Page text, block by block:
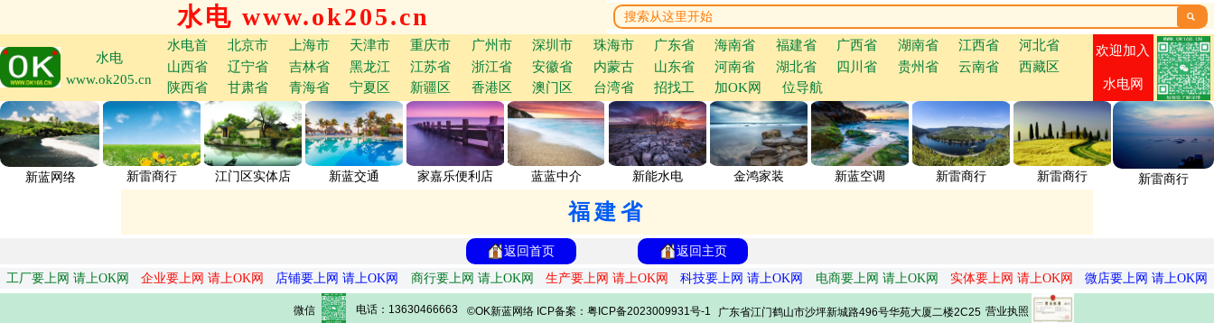
水电 www.ok205.cn 
水电
www.ok205.cn
水电首 北京市 上海市 天津市 重庆市 广州市 深圳市 珠海市 广东省 海南省 福建省 广西省 湖南省 江西省
河北省
山西省
辽宁省 吉林省 黑龙江 江苏省 浙江省 安徽省 内蒙古 山东省 河南省 湖北省 四川省 贵州省 云南省
西藏区
陕西省
甘肃省 青海省 宁夏区 新疆区 香港区 澳门区 台湾省 招找工 加OK网 位导航
欢迎加入
水电网
新蓝网络 新雷商行 江门区实体店 新蓝交通 家嘉乐便利店 蓝蓝中介 新能水电 金鸿家装 新蓝空调 新雷商行 新雷商行 新雷商行
福建省
返回首页
返回主页
工厂要上网 请上OK网
企业要上网 请上OK网 店铺要上网 请上OK网 商行要上网 请上OK网 生产要上网 请上OK网 科技要上网 请上OK网 电商要上网 请上OK网 实体要上网 请上OK网 微店要上网 请上OK网
微信 电话：13630466663 ©OK新蓝网络 ICP备案：粤ICP备2023009931号-1 广东省江门鹤山市沙坪新城路496号华苑大厦二楼2C25 营业执照